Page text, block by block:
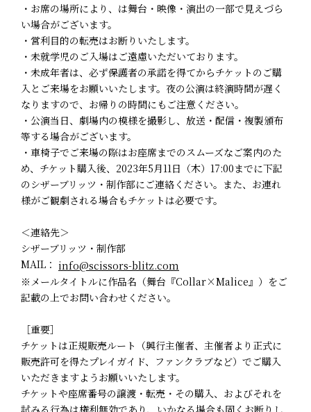
・お席の場所により、は舞台・映像・演出の一部で見えづら
い場合がございます。
・営利目的の転売はお断りいたします。
・未就学児のご入場はご遠慮いただいております。
・未成年者は、必ず保護者の承諾を得てからチケットのご購
入とご来場をお願いいたします。夜の公演は終演時間が遅く
なりますので、お帰りの時間にもご注意ください。
・公演当日、劇場内の模様を撮影し、放送・配信・複製頒布
等する場合がございます。
・車椅子でご来場の際はお座席までのスムーズなご案内のた
め、チケット購入後、2023年5月11日（木）17:00までに下記
のシザーブリッツ・制作部にご連絡ください。また、お連れ
様がご観劇される場合もチケットは必要です。
＜連絡先＞
シザーブリッツ・制作部
MAIL： info@scissors-blitz.com
※メールタイトルに作品名（舞台『Collar×Malice』）をご
記載の上でお問い合わせください。
［重要］
チケットは正規販売ルート（興行主催者、主催者より正式に
販売許可を得たプレイガイド、ファンクラブなど）でご購入
いただきますようお願いいたします。
チケットや座席番号の譲渡・転売・その購入、およびそれを
試みる行為は権利無効であり、いかなる場合も固くお断りし